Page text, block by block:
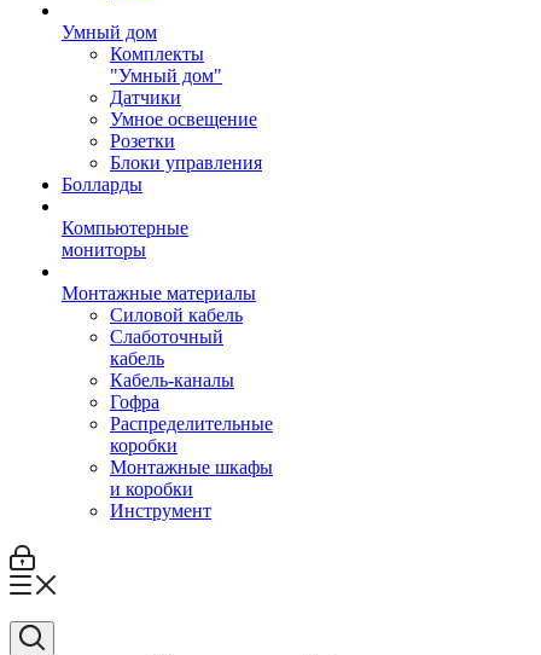
Умный дом
Комплекты
"Умный дом"
Датчики
Умное освещение
Розетки
Блоки управления
Болларды
Компьютерные
мониторы
Монтажные материалы
Силовой кабель
Слаботочный
кабель
Кабель-каналы
Гофра
Распределительные
коробки
Монтажные шкафы
и коробки
Инструмент